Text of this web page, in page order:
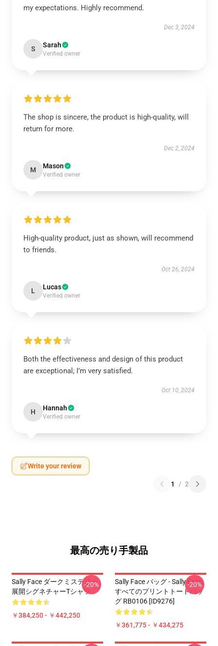
my expectations. Highly recommend.
Dec 3, 2024
S Sarah
Verified owner
The shop is sincere, the product is high-quality, will
return for more.
Dec 2, 2024
M Mason
Verified owner
High-quality product, just as shown, will recommend
to friends.
Oct 26, 2024
L Lucas
Verified owner
Both the effectiveness and design of this product
are exceptional; I’m very satisfied.
Oct 10, 2024
H Hannah
Verified owner
Write your review
1 / 2
最高の売り手製品
Sally Face ダークミステリー
展開シグネチャーTシャツ
￥384,250 - ￥442,250
-20%
Sally Face バッグ - Sally Face
すべてのプリントトートバッ
グ RB0106 [ID9276]
￥361,775 - ￥434,275
-20%